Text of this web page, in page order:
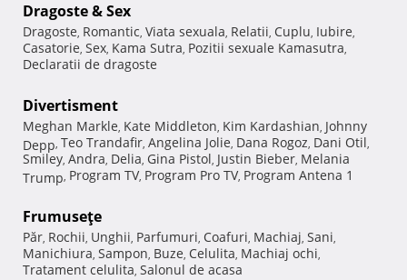
Dragoste & Sex
Dragoste, Romantic, Viata sexuala, Relatii, Cuplu, Iubire,
Casatorie, Sex, Kama Sutra, Pozitii sexuale Kamasutra,
Declaratii de dragoste
Divertisment
Meghan Markle, Kate Middleton, Kim Kardashian, Johnny
Depp, Teo Trandafir, Angelina Jolie, Dana Rogoz, Dani Otil,
Smiley, Andra, Delia, Gina Pistol, Justin Bieber, Melania
Trump, Program TV, Program Pro TV, Program Antena 1
Frumuseţe
Păr, Rochii, Unghii, Parfumuri, Coafuri, Machiaj, Sani,
Manichiura, Sampon, Buze, Celulita, Machiaj ochi,
Tratament celulita, Salonul de acasa